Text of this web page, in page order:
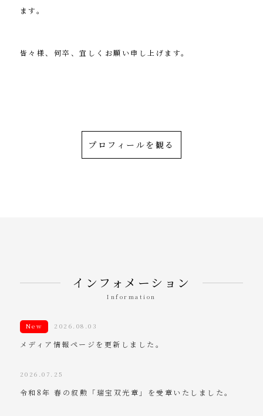
ます。
皆々様、何卒、宜しくお願い申し上げます。
プロフィールを観る
インフォメーション
Information
New 2026.08.03
メディア情報ページを更新しました。
2026.07.25
令和8年 春の叙勲「瑞宝双光章」を受章いたしました。